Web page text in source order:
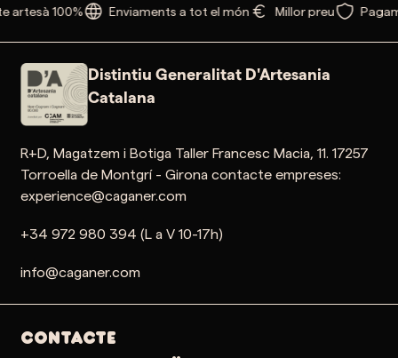
artesà 100% Enviaments a tot el món Millor preu
Distintiu Generalitat D'Artesania
Catalana
R+D, Magatzem i Botiga Taller Francesc Macia, 11. 17257
Torroella de Montgrí - Girona contacte empreses:
experience@caganer.com
+34 972 980 394 (L a V 10-17h)
info@caganer.com
Contacte